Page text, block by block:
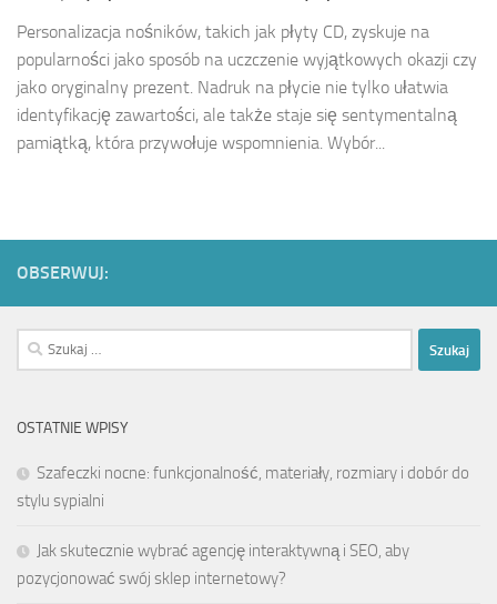
Personalizacja nośników, takich jak płyty CD, zyskuje na
popularności jako sposób na uczczenie wyjątkowych okazji czy
jako oryginalny prezent. Nadruk na płycie nie tylko ułatwia
identyfikację zawartości, ale także staje się sentymentalną
pamiątką, która przywołuje wspomnienia. Wybór...
OBSERWUJ:
Szukaj:
OSTATNIE WPISY
Szafeczki nocne: funkcjonalność, materiały, rozmiary i dobór do
stylu sypialni
Jak skutecznie wybrać agencję interaktywną i SEO, aby
pozycjonować swój sklep internetowy?